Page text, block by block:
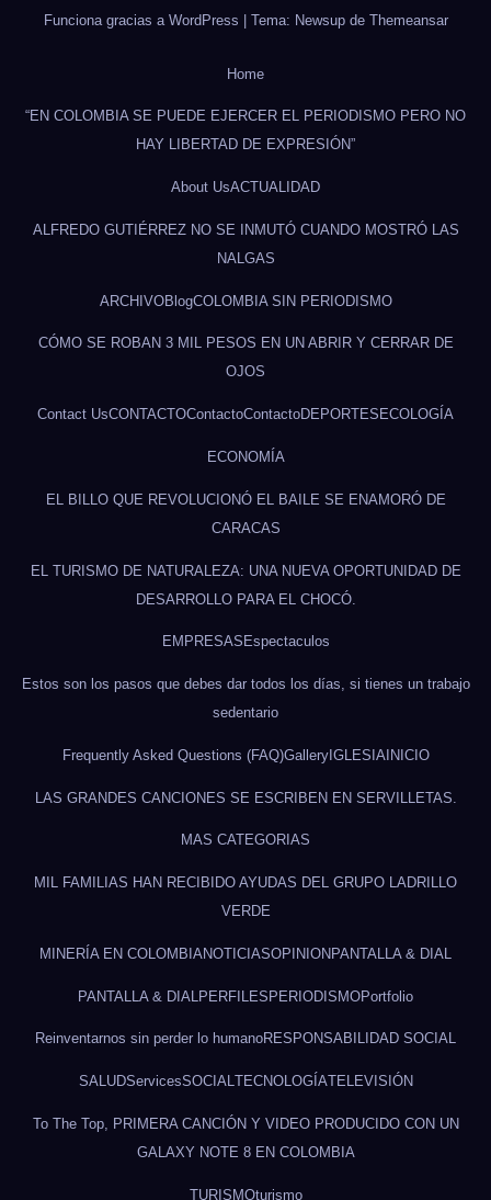
Funciona gracias a WordPress Tema: Newsup de Themeansar
Home
“EN COLOMBIA SE PUEDE EJERCER EL PERIODISMO PERO NO
HAY LIBERTAD DE EXPRESIÓN”
About UsACTUALIDAD
ALFREDO GUTIÉRREZ NO SE INMUTÓ CUANDO MOSTRÓ LAS
NALGAS
ARCHIVOBlogCOLOMBIA SIN PERIODISMO
CÓMO SE ROBAN 3 MIL PESOS EN UN ABRIR Y CERRAR DE
OJOS
Contact UsCONTACTOContactoContactoDEPORTES ECOLOGÍA
ECONOMÍA
EL BILLO QUE REVOLUCIONÓ EL BAILE SE ENAMORÓ DE
CARACAS
EL TURISMO DE NATURALEZA: UNA NUEVA OPORTUNIDAD DE
DESARROLLO PARA EL CHOCÓ.
EMPRESAS Espectaculos
Estos son los pasos que debes dar todos los días, si tienes un trabajo
sedentario
Frequently Asked Questions (FAQ)GalleryIGLESIAINICIO
LAS GRANDES CANCIONES SE ESCRIBEN EN SERVILLETAS.
MAS CATEGORIAS
MIL FAMILIAS HAN RECIBIDO AYUDAS DEL GRUPO LADRILLO
VERDE
MINERÍA EN COLOMBIA NOTICIASOPINION PANTALLA & DIAL
PANTALLA & DIAL PERFILESPERIODISMOPortfolio
Reinventarnos sin perder lo humanoRESPONSABILIDAD SOCIAL
SALUDServicesSOCIALTECNOLOGÍATELEVISIÓN
To The Top, PRIMERA CANCIÓN Y VIDEO PRODUCIDO CON UN
GALAXY NOTE 8 EN COLOMBIA
TURISMOturismo